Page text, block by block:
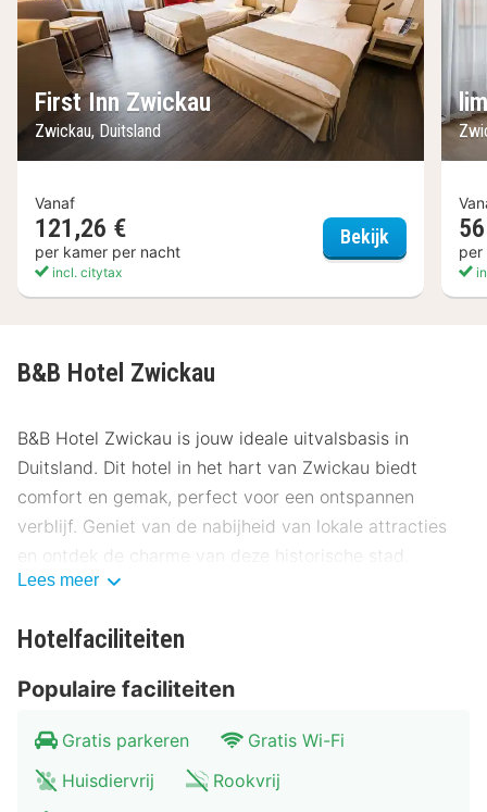
First Inn Zwickau
Zwickau, Duitsland
Vanaf
121,26 €
per kamer per nacht
incl. citytax
Bekijk First Inn
per
B&B Hotel Zwickau
B&B Hotel Zwickau is jouw ideale uitvalsbasis in
Duitsland. Dit hotel in het hart van Zwickau biedt
comfort en gemak, perfect voor een ontspannen
verblijf. Geniet van de nabijheid van lokale attracties
en ontdek de charme van deze historische stad.
Gelegen op slechts enkele minuten van het centrum,
het verkennen van de stad. Het hotel ligt op korte
afstand van het August Horch Museum, een must-see
voor autoliefhebbers. Het Robert Schumann Huis ligt
op slechts 500 meter, ideaal voor muziekliefhebbers.
Lees meer
Hotelfaciliteiten
Populaire faciliteiten
Gratis parkeren
Gratis Wi-Fi
Huisdiervrij
Rookvrij